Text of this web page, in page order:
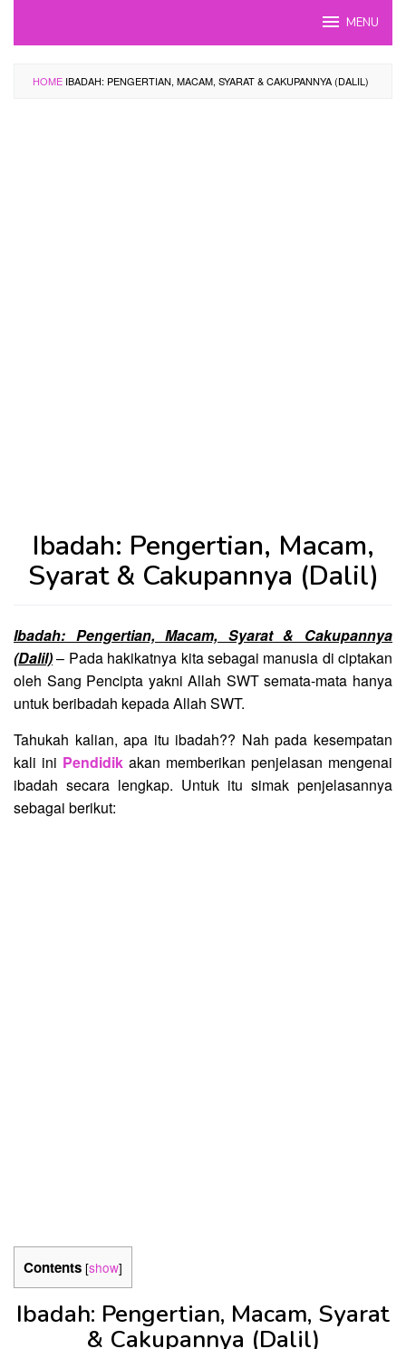
MENU
HOME IBADAH: PENGERTIAN, MACAM, SYARAT & CAKUPANNYA (DALIL)
Ibadah: Pengertian, Macam,
Syarat & Cakupannya (Dalil)
Ibadah: Pengertian, Macam, Syarat & Cakupannya
(Dalil)– Pada hakikatnya kita sebagai manusia di ciptakan
oleh Sang Pencipta yakni Allah SWT semata-mata hanya
untuk beribadah kepada Allah SWT.
Tahukah kalian, apa itu ibadah?? Nah pada kesempatan
kali ini Pendidik akan memberikan penjelasan mengenai
ibadah secara lengkap. Untuk itu simak penjelasannya
sebagai berikut:
Contents [show]
Ibadah: Pengertian, Macam, Syarat
& Cakupannya (Dalil)